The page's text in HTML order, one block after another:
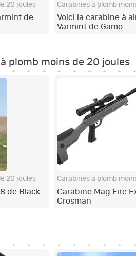
20 joules
de
Carabines à plomb
Voici la carabine à
Varmint de Gamo
plomb moins de 20 joules
20 joules
de Black
Carabines à plomb
Carabine Mag Fire
Crosman